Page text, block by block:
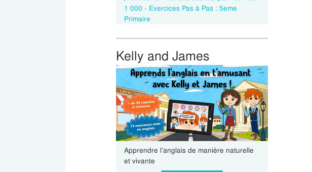
1 000 - Exercices Pas à Pas : 5eme
Primaire
Kelly and James
Apprendre l’anglais de manière naturelle
et vivante